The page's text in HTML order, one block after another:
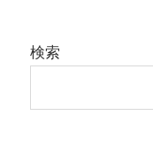
ー
ョ
検索